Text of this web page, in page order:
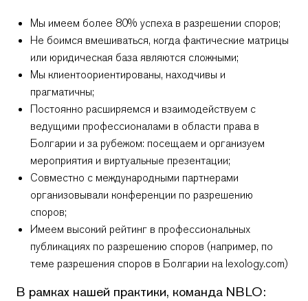
Мы имеем более 80% успеха в разрешении споров;
Не боимся вмешиваться, когда фактические матрицы
или юридическая база являются сложными;
Мы клиентоориентированы, находчивы и
прагматичны;
Постоянно расширяемся и взаимодействуем с
ведущими профессионалами в области права в
Болгарии и за рубежом: посещаем и организуем
мероприятия и виртуальные презентации;
Совместно с международными партнерами
организовывали конференции по разрешению
споров;
Имеем высокий рейтинг в профессиональных
публикациях по разрешению споров (например, по
теме разрешения споров в Болгарии на lexology.com)
В рамках нашей практики, команда NBLO: